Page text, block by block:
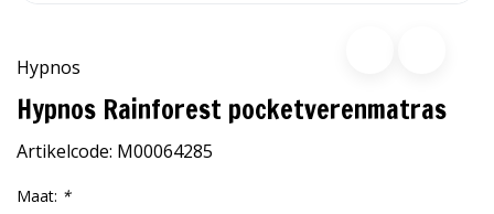
Hypnos
Hypnos Rainforest pocketverenmatras
Artikelcode: M00064285
Maat: *